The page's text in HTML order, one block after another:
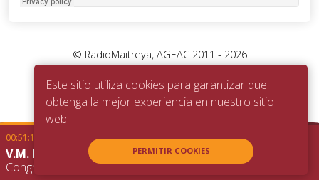
Este sitio utiliza cookies para garantizar que
obtenga la mejor experiencia en nuestro sitio
web.
PERMITIR COOKIES
© RadioMaitreya, AGEAC 2011 - 2026
00:51:14
V.M. Kwen Khan Khu
Congreso Brasil. Atibaia 2019 - Parte VII